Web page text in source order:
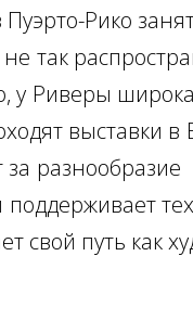
Рико
не так
у Риверы
выставки в
разнообразие
поддерживает
свой путь как